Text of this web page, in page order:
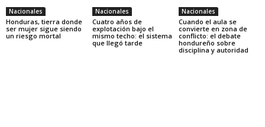
Nacionales
Honduras, tierra donde
ser mujer sigue siendo
un riesgo mortal
Nacionales
Cuatro años de
explotación bajo el
mismo techo: el sistema
que llegó tarde
Nacionales
Cuando el aula se
convierte en zona de
conflicto: el debate
hondureño sobre
disciplina y autoridad